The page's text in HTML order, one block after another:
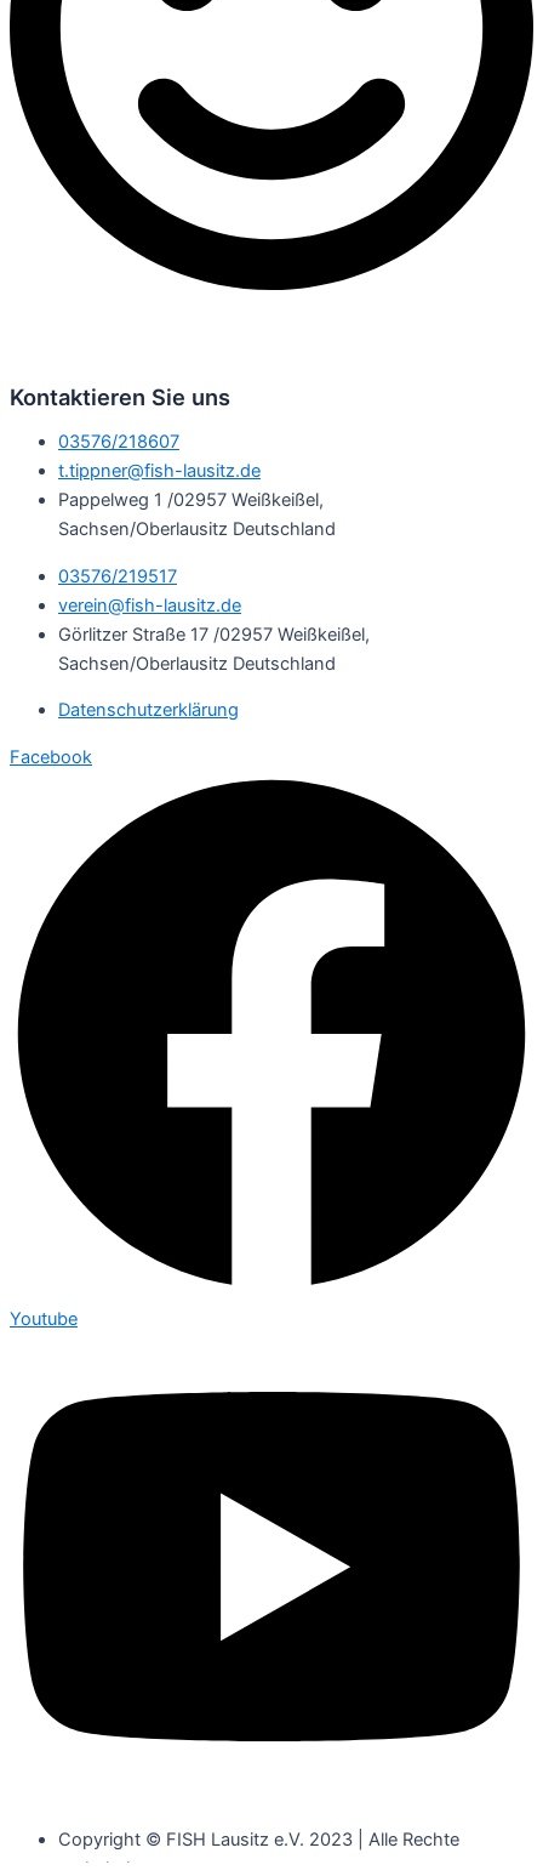
Kontaktieren Sie uns
03576/218607
t.tippner@fish-lausitz.de
Pappelweg 1 /02957 Weißkeißel,
Sachsen/Oberlausitz Deutschland
03576/219517
verein@fish-lausitz.de
Görlitzer Straße 17 /02957 Weißkeißel,
Sachsen/Oberlausitz Deutschland
Datenschutzerklärung
Facebook
Youtube
Copyright © FISH Lausitz e.V. 2023 | Alle Rechte
vorbehalten.